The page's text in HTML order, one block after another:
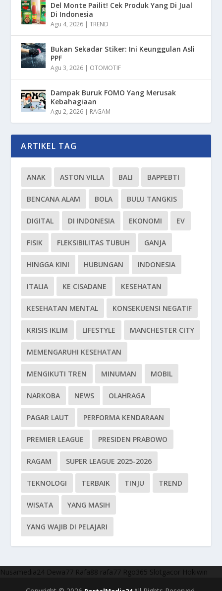
Del Monte Pailit! Cek Produk Yang Di Jual
Di Indonesia
Agu 4, 2026 |TREND
Bukan Sekadar Stiker: Ini Keunggulan Asli
PPF
Agu 3, 2026 | OTOMOTIF
Dampak Buruk FOMO Yang Merusak
Kebahagiaan
Agu 2, 2026 | RAGAM
ARTIKEL TAG
ANAK ASTON VILLA BALI BAPPEBTI
BENCANA ALAM BOLA BULU TANGKIS
DIGITAL DI INDONESIA EKONOMI EV
FISIK FLEKSIBILITAS TUBUH GANJA
HINGGA KINI HUBUNGAN INDONESIA
ITALIA KE CISADANE KESEHATAN
KESEHATAN MENTAL KONSEKUENSI NEGATIF
KRISIS IKLIM LIFESTYLE MANCHESTER CITY
MEMENGARUHI KESEHATAN
MENGIKUTI TREN MINUMAN MOBIL
NARKOBA NEWS OLAHRAGA
PAGAR LAUT PERFORMA KENDARAAN
PREMIER LEAGUE PRESIDEN PRABOWO
RAGAM SUPER LEAGUE 2025-2026
TEKNOLOGI TERBAIK TINJU TREND
WISATA YANG MASIH
YANG WAJIB DI PELAJARI
Nusamedia24 Dewa77 Rafa88 rafa77 Rgo365 Slotgacor Hokiwin